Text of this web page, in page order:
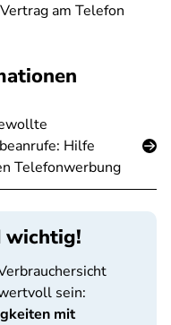
am Telefon
Hilfe
Telefonwerbung
wichtig!
sein:
mit